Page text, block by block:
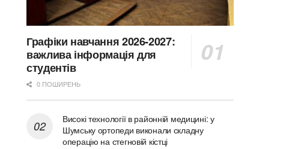
Графіки навчання 2026-2027:
важлива інформація для
студентів
0 ПОШИРЕНЬ
Високі технології в районній медицині: у
Шумську ортопеди виконали складну
операцію на стегновій кістці